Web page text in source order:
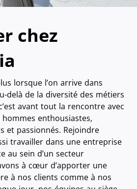
chez
lorsque l’on arrive dans
delà de la diversité des métiers
avant tout la rencontre avec
enthousiastes,
et passionnés. Rejoindre
travailler dans une entreprise
au sein d’un secteur
à cœur d’apporter une
à nos clients comme à nos